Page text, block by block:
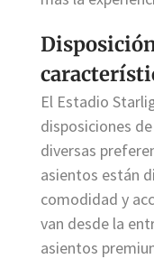
El Estadio
disposiciones
diversas
asientos están
comodidad y
van desde la
asientos